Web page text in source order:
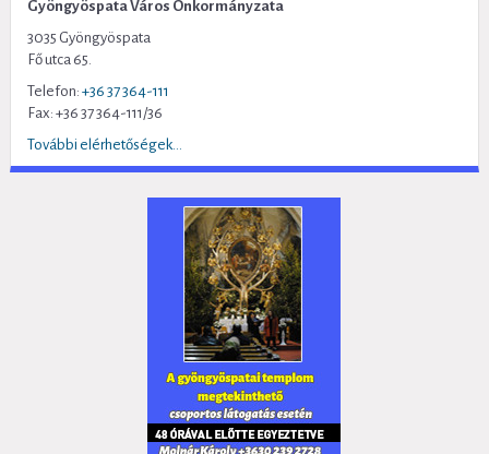
Gyöngyöspata Város Önkormányzata
3035 Gyöngyöspata
Fő utca 65.
Telefon: +36 37 364-111
Fax: +36 37 364-111/36
További elérhetőségek...